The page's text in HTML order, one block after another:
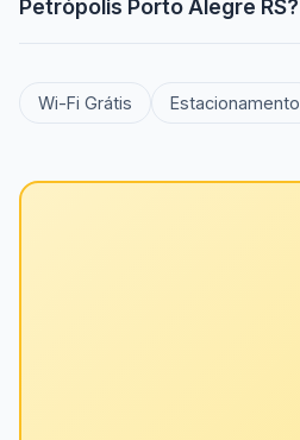
Petrópolis Porto Alegre RS?
Wi-Fi Grátis Estacionamento